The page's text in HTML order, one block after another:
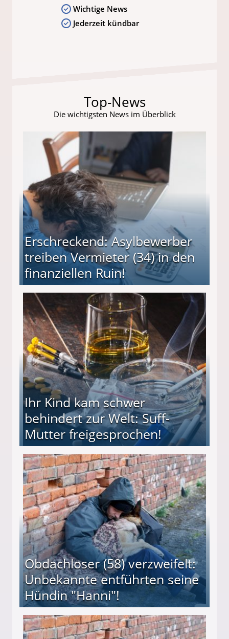
Wichtige News
Jederzeit kündbar
Top-News
Die wichtigsten News im Überblick
Erschreckend: Asylbewerber
treiben Vermieter (34) in den
finanziellen Ruin!
(34) in den finanziellen Ruin!
Ihr Kind kam schwer
behindert zur Welt: Suff-
Mutter freigesprochen!
Mutter freigesprochen!
Obdachloser (58) verzweifelt:
Unbekannte entführten seine
Hündin "Hanni"!
entführten seine Hündin "Hanni"!